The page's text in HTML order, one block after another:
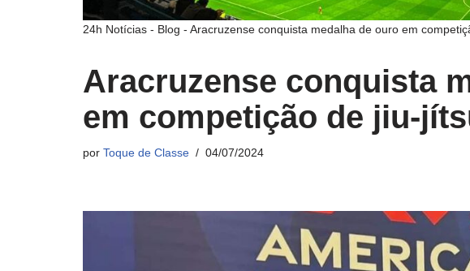
24h Notícias - Blog - Aracruzense conquista medalha de ouro em
Aracruzense conquista
em competição de jiu-
por Toque de Classe 04/07/2024